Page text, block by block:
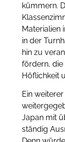
kümmern.
Materialien
in der
hin zu
fördern, die
Höflichkeit
Ein
Japan mit
ständig